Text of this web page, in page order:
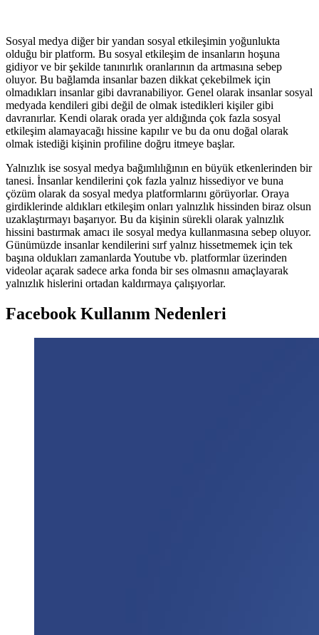
Sosyal medya diğer bir yandan sosyal etkileşimin yoğunlukta
olduğu bir platform. Bu sosyal etkileşim de insanların hoşuna
gidiyor ve bir şekilde tanınırlık oranlarının da artmasına sebep
oluyor. Bu bağlamda insanlar bazen dikkat çekebilmek için
olmadıkları insanlar gibi davranabiliyor. Genel olarak insanlar sosyal
medyada kendileri gibi değil de olmak istedikleri kişiler gibi
davranırlar. Kendi olarak orada yer aldığında çok fazla sosyal
etkileşim alamayacağı hissine kapılır ve bu da onu doğal olarak
olmak istediği kişinin profiline doğru itmeye başlar.
Yalnızlık ise sosyal medya bağımlılığının en büyük etkenlerinden bir
tanesi. İnsanlar kendilerini çok fazla yalnız hissediyor ve buna
çözüm olarak da sosyal medya platformlarını görüyorlar. Oraya
girdiklerinde aldıkları etkileşim onları yalnızlık hissinden biraz olsun
uzaklaştırmayı başarıyor. Bu da kişinin sürekli olarak yalnızlık
hissini bastırmak amacı ile sosyal medya kullanmasına sebep oluyor.
Günümüzde insanlar kendilerini sırf yalnız hissetmemek için tek
başına oldukları zamanlarda Youtube vb. platformlar üzerinden
videolar açarak sadece arka fonda bir ses olmasnıı amaçlayarak
yalnızlık hislerini ortadan kaldırmaya çalışıyorlar.
Facebook Kullanım Nedenleri